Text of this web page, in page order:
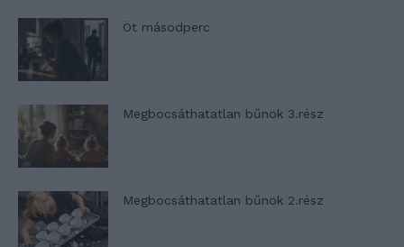
Öt másodperc
Megbocsáthatatlan bűnök 3.rész
Megbocsáthatatlan bűnök 2.rész